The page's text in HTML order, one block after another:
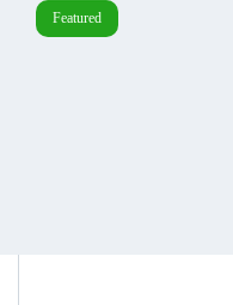
Featured